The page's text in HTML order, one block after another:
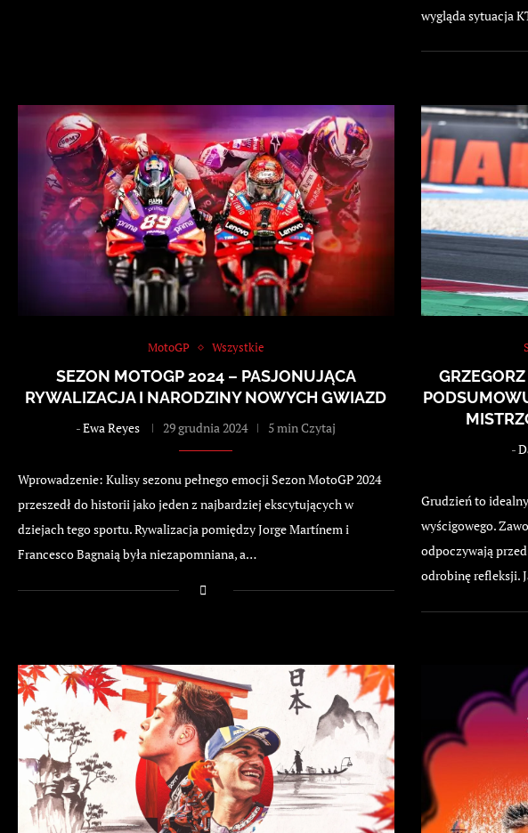
wygląda sytuacja
MotoGP Wszystkie
SEZON MOTOGP 2024 – PASJONUJĄCA
RYWALIZACJA I NARODZINY NOWYCH GWIAZD
-Ewa Reyes 29 grudnia 2024 5 min Czytaj
Wprowadzenie: Kulisy sezonu pełnego emocji Sezon MotoGP 2024
przeszedł do historii jako jeden z najbardziej ekscytujących w
dziejach tego sportu. Rywalizacja pomiędzy Jorge Martínem i
Francesco Bagnaią była niezapomniana, a…
-
Grudzień to
wyścigowego.
odpoczywają
odrobinę refleksji.